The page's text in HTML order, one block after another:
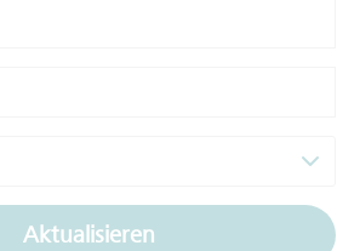
Aktualisieren